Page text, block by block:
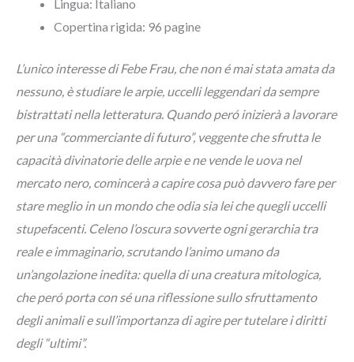
Lingua:‎ Italiano
Copertina rigida: 96 pagine
L’unico interesse di Febe Frau, che non é mai stata amata da
nessuno, è studiare le arpie, uccelli leggendari da sempre
bistrattati nella letteratura. Quando peró inizierà a lavorare
per una “commerciante di futuro”, veggente che sfrutta le
capacità divinatorie delle arpie e ne vende le uova nel
mercato nero, comincerà a capire cosa può davvero fare per
stare meglio in un mondo che odia sia lei che quegli uccelli
stupefacenti. Celeno l’oscura sovverte ogni gerarchia tra
reale e immaginario, scrutando l’animo umano da
un’angolazione inedita: quella di una creatura mitologica,
che peró porta con sé una riflessione sullo sfruttamento
degli animali e sull’importanza di agire per tutelare i diritti
degli “ultimi”.